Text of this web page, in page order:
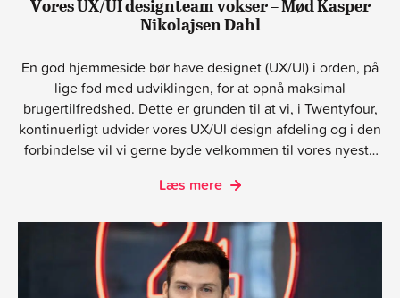
Vores UX/UI designteam vokser – Mød Kasper
Nikolajsen Dahl
En god hjemmeside bør have designet (UX/UI) i orden, på
lige fod med udviklingen, for at opnå maksimal
brugertilfredshed. Dette er grunden til at vi, i Twentyfour,
kontinuerligt udvider vores UX/UI design afdeling og i den
forbindelse vil vi gerne byde velkommen til vores nyeste
Læs mere